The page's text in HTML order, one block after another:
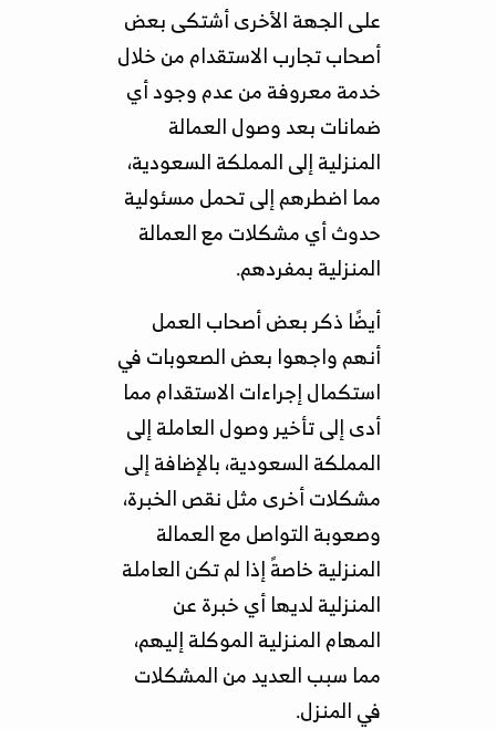
على الجهة الأخرى أشتكى بعض
أصحاب تجارب الاستقدام من خلال
خدمة معروفة من عدم وجود أي
ضمانات بعد وصول العمالة
المنزلية إلى المملكة السعودية،
مما اضطرهم إلى تحمل مسئولية
حدوث أي مشكلات مع العمالة
المنزلية بمفردهم.
أيضًا ذكر بعض أصحاب العمل
أنهم واجهوا بعض الصعوبات في
استكمال إجراءات الاستقدام مما
أدى إلى تأخير وصول العاملة إلى
المملكة السعودية، بالإضافة إلى
مشكلات أخرى مثل نقص الخبرة،
وصعوبة التواصل مع العمالة
المنزلية خاصةً إذا لم تكن العاملة
المنزلية لديها أي خبرة عن
المهام المنزلية الموكلة إليهم،
مما سبب العديد من المشكلات
في المنزل.